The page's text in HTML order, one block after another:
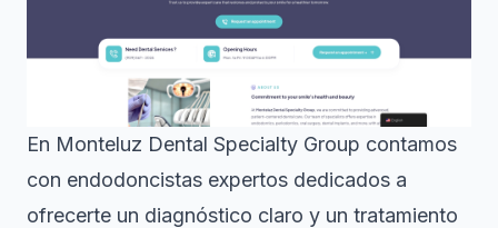
En Monteluz Dental Specialty Group contamos
con endodoncistas expertos dedicados a
ofrecerte un diagnóstico claro y un tratamiento